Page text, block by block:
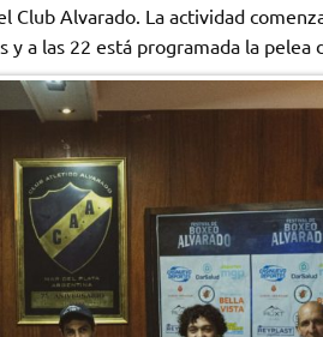
Alvarado. La actividad
a las 22 está programada la pelea